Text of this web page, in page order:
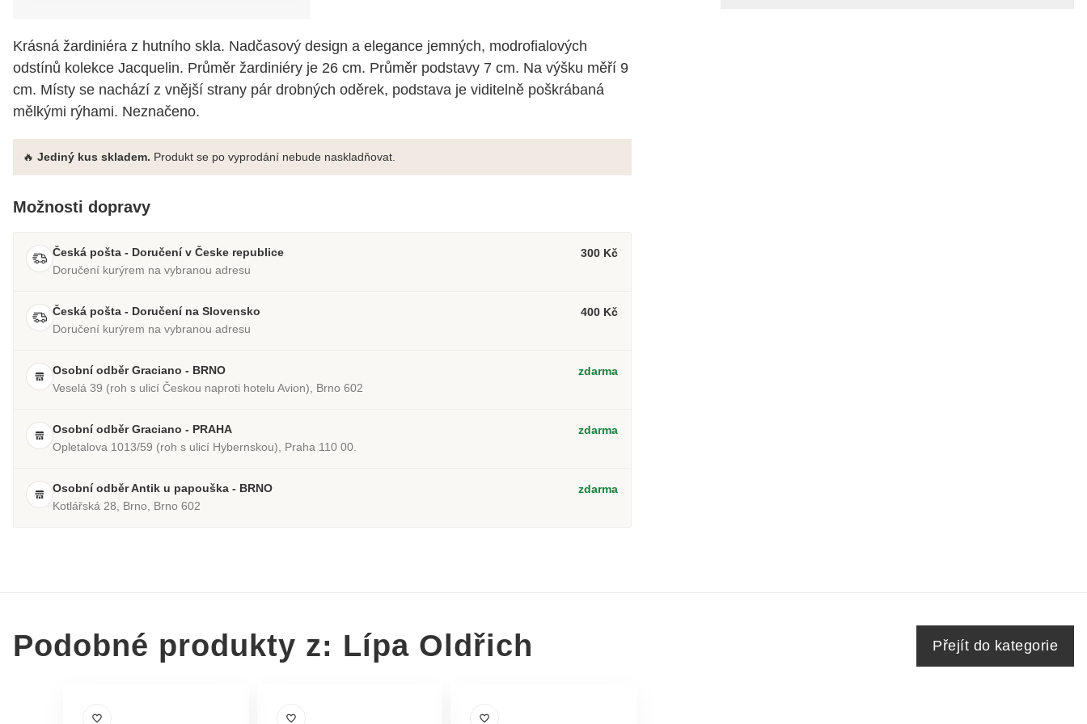
Krásná žardiniéra z hutního skla. Nadčasový design a elegance jemných, modrofialových
odstínů kolekce Jacquelin. Průměr žardiniéry je 26 cm. Průměr podstavy 7 cm. Na výšku měří 9
cm. Místy se nachází z vnější strany pár drobných oděrek, podstava je viditelně poškrábaná
mělkými rýhami. Neznačeno.
🔥 Jediný kus skladem. Produkt se po vyprodání nebude naskladňovat.
Možnosti dopravy
Česká pošta - Doručení v Česke republice
Doručení kurýrem na vybranou adresu
300 Kč
Česká pošta - Doručení na Slovensko
Doručení kurýrem na vybranou adresu
400 Kč
Osobní odběr Graciano - BRNO
Veselá 39 (roh s ulicí Českou naproti hotelu Avion), Brno 602
zdarma
Osobní odběr Graciano - PRAHA
Opletalova 1013/59 (roh s ulicí Hybernskou), Praha 110 00.
zdarma
Osobní odběr Antik u papouška - BRNO
Kotlářská 28, Brno, Brno 602
zdarma
Podobné produkty z: Lípa Oldřich Přejít do kategorie